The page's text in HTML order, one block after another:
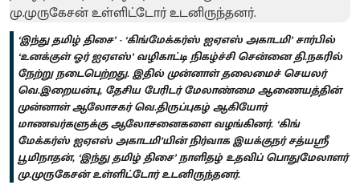
‘இந்து தமிழ் திசை’ - ‘கிங்மேக்கர்ஸ் ஐஏஎஸ் அகாடமி’ சார்பில்
‘உனக்குள் ஓர் ஐஏஎஸ்’ வழிகாட்டி நிகழ்ச்சி சென்னை தி.நகரில்
நேற்று நடைபெற்றது. இதில் முன்னாள் தலைமைச் செயலர்
வெ.இறையன்பு, தேசிய பேரிடர் மேலாண்மை ஆணையத்தின்
முன்னாள் ஆலோசகர் வெ.திருப்புகழ் ஆகியோர்
மாணவர்களுக்கு ஆலோசனைகளை வழங்கினர். ‘கிங்
மேக்கர்ஸ் ஐஏஎஸ் அகாடமி’யின் நிர்வாக இயக்குநர் சத்யஸ்ரீ
பூமிநாதன், ‘இந்து தமிழ் திசை’ நாளிதழ் உதவிப் பொதுமேலாளர்
மு.முருகேசன் உள்ளிட்டோர் உடனிருந்தனர்.